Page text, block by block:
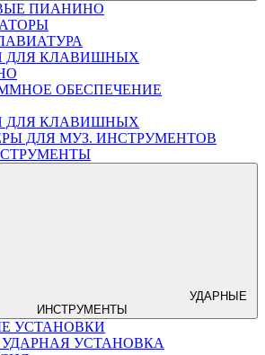
ПИАНИНО
ДЛЯ КЛАВИШНЫХ
ОБЕСПЕЧЕНИЕ
ДЛЯ КЛАВИШНЫХ
ДЛЯ МУЗ. ИНСТРУМЕНТОВ
УДАРНЫЕ
ИНСТРУМЕНТЫ
УСТАНОВКИ
УДАРНАЯ УСТАНОВКА